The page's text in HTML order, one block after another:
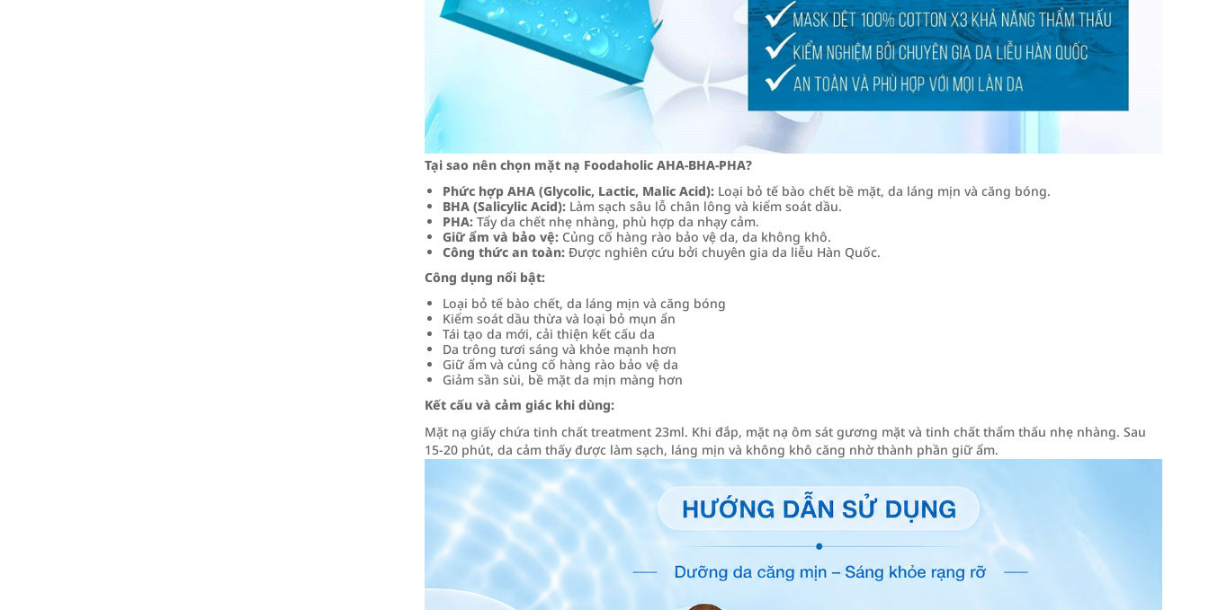
Tại sao nên chọn mặt nạ Foodaholic AHA-BHA-PHA?
Phức hợp AHA (Glycolic, Lactic, Malic Acid): Loại bỏ tế bào chết bề mặt, da láng mịn và căng bóng.
BHA (Salicylic Acid): Làm sạch sâu lỗ chân lông và kiểm soát dầu.
PHA: Tẩy da chết nhẹ nhàng, phù hợp da nhạy cảm.
Giữ ẩm và bảo vệ: Củng cố hàng rào bảo vệ da, da không khô.
Công thức an toàn: Được nghiên cứu bởi chuyên gia da liễu Hàn Quốc.
Công dụng nổi bật:
Loại bỏ tế bào chết, da láng mịn và căng bóng
Kiểm soát dầu thừa và loại bỏ mụn ẩn
Tái tạo da mới, cải thiện kết cấu da
Da trông tươi sáng và khỏe mạnh hơn
Giữ ẩm và củng cố hàng rào bảo vệ da
Giảm sần sùi, bề mặt da mịn màng hơn
Kết cấu và cảm giác khi dùng:
Mặt nạ giấy chứa tinh chất treatment 23ml. Khi đắp, mặt nạ ôm sát gương mặt và tinh chất thẩm thấu nhẹ nhàng. Sau
15-20 phút, da cảm thấy được làm sạch, láng mịn và không khô căng nhờ thành phần giữ ẩm.